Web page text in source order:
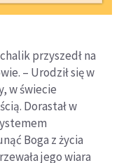
przyszedł na
– Urodził się w
w świecie
Dorastał w
Boga z życia
jego wiara